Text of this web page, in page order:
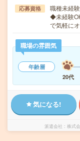
応募資格
職種未経
◆未経験
で気軽に
職場の雰囲気
年齢層
20代
気になる!
派遣会社 株式